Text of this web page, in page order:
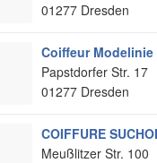
01277 Dresden
Coiffeur Modelinie
Papstdorfer Str. 17
01277 Dresden
COIFFURE
Meußlitzer Str. 100